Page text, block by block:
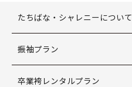
たちばな・シャレニーについて
振袖プラン
卒業袴レンタルプラン